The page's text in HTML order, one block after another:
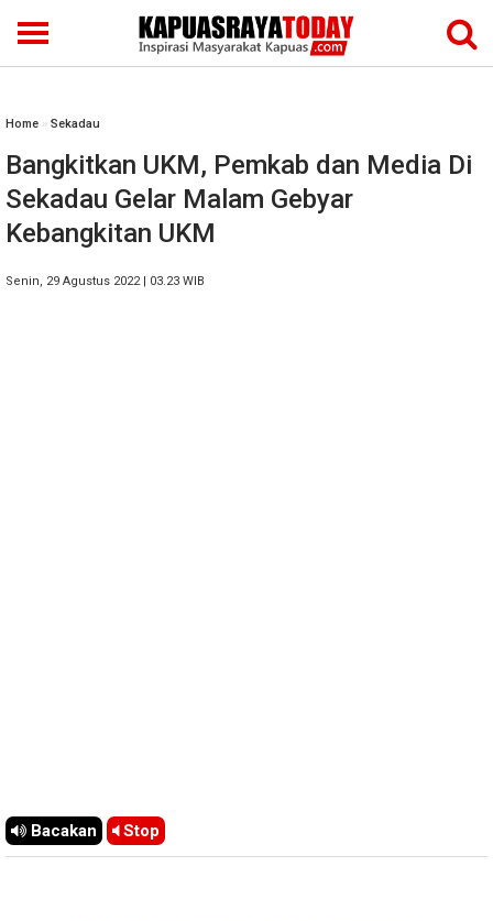
Home » Sekadau
Bangkitkan UKM, Pemkab dan Media Di
Sekadau Gelar Malam Gebyar
Kebangkitan UKM
Senin, 29 Agustus 2022 | 03.23 WIB
Bacakan Stop